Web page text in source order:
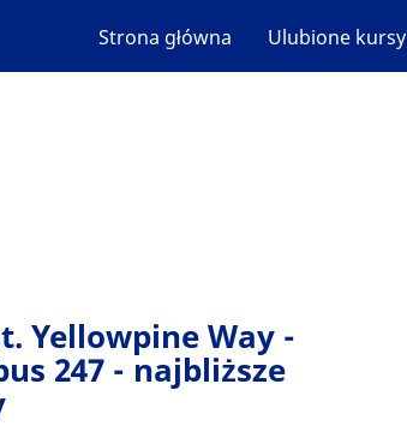
Strona główna Ulubione kursy
Yellowpine Way -
247 - najbliższe